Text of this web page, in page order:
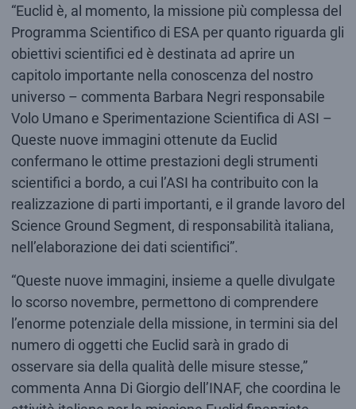
“Euclid è, al momento, la missione più complessa del
Programma Scientifico di ESA per quanto riguarda gli
obiettivi scientifici ed è destinata ad aprire un
capitolo importante nella conoscenza del nostro
universo – commenta Barbara Negri responsabile
Volo Umano e Sperimentazione Scientifica di ASI –
Queste nuove immagini ottenute da Euclid
confermano le ottime prestazioni degli strumenti
scientifici a bordo, a cui l’ASI ha contribuito con la
realizzazione di parti importanti, e il grande lavoro del
Science Ground Segment, di responsabilità italiana,
nell’elaborazione dei dati scientifici”.
“Queste nuove immagini, insieme a quelle divulgate
lo scorso novembre, permettono di comprendere
l’enorme potenziale della missione, in termini sia del
numero di oggetti che Euclid sarà in grado di
osservare sia della qualità delle misure stesse,”
commenta Anna Di Giorgio dell’INAF, che coordina le